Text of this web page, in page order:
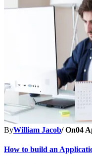
ByWilliam Jacob/ On04
How to build an